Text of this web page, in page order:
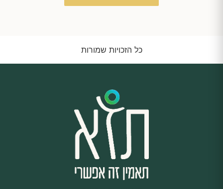
כל הזכויות שמורות